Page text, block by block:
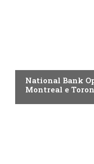
National Bank
Montreal e